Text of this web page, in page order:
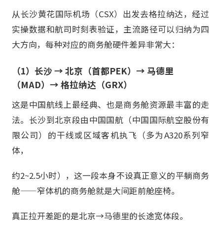
从长沙黄花国际机场（CSX）出发去格拉纳达，经过
实操数据和航司时刻表验证，主流路径可以归纳为四
大方向，每种对应的商务舱硬件差异非常大：
（1）长沙 → 北京（首都PEK）→ 马德里
（MAD）→ 格拉纳达（GRX）
这是中国航线上最经典、也是商务舱资源最丰富的走
法。长沙到北京段由中国国航（中国国际航空股份有
限公司）的干线或区域客机执飞（多为A320系列窄
体，
约2~2.5小时），这一段本身不设真正意义的平躺商务
舱——窄体机的商务舱就是大间距前舱座椅。
真正拉开差距的是北京→马德里的长途宽体段。